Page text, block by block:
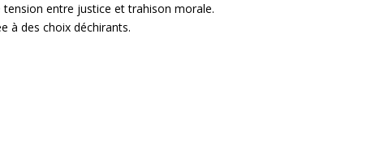
entre justice et trahison morale.
à des choix déchirants.